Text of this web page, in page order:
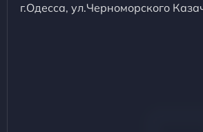
г.Одесса, ул.Черноморского